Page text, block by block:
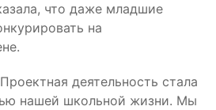
что даже младшие
на
деятельность стала
нашей школьной жизни. Мы